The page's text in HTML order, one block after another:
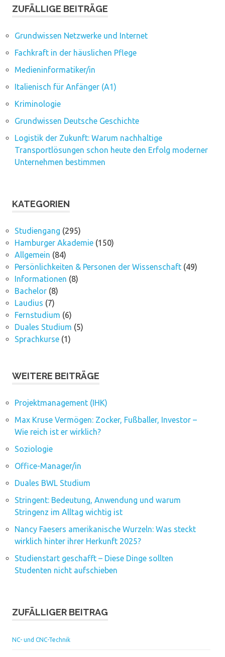
ZUFÄLLIGE BEITRÄGE
Grundwissen Netzwerke und Internet
Fachkraft in der häuslichen Pflege
Medieninformatiker/in
Italienisch für Anfänger (A1)
Kriminologie
Grundwissen Deutsche Geschichte
Logistik der Zukunft: Warum nachhaltige
Transportlösungen schon heute den Erfolg moderner
Unternehmen bestimmen
KATEGORIEN
Studiengang (295)
Hamburger Akademie(150)
Allgemein (84)
Persönlichkeiten & Personen der Wissenschaft(49)
Informationen (8)
Bachelor(8)
Laudius (7)
Fernstudium (6)
Duales Studium (5)
Sprachkurse(1)
WEITERE BEITRÄGE
Projektmanagement (IHK)
Max Kruse Vermögen: Zocker, Fußballer, Investor –
Wie reich ist er wirklich?
Soziologie
Office-Manager/in
Duales BWL Studium
Stringent: Bedeutung, Anwendung und warum
Stringenz im Alltag wichtig ist
Nancy Faesers amerikanische Wurzeln: Was steckt
wirklich hinter ihrer Herkunft 2025?
Studienstart geschafft – Diese Dinge sollten
Studenten nicht aufschieben
ZUFÄLLIGER BEITRAG
NC- und CNC-Technik